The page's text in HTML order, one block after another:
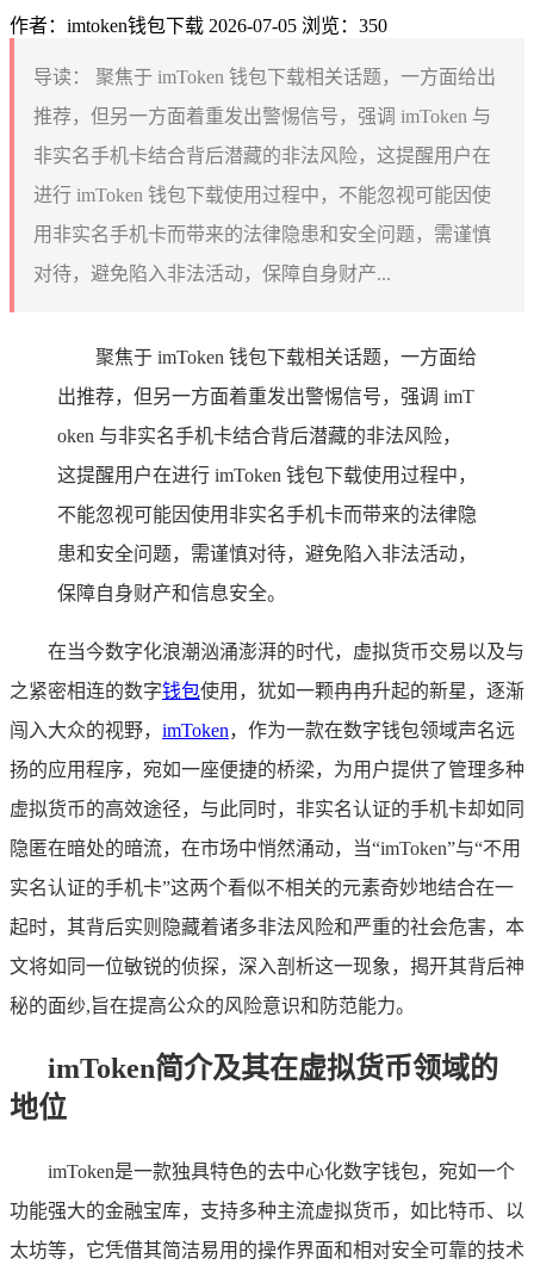
作者：imtoken钱包下载 2026-07-05 浏览：350
导读：
聚焦于 imToken 钱包下载相关话题，一方面给出
推荐，但另一方面着重发出警惕信号，强调 imToken 与
非实名手机卡结合背后潜藏的非法风险，这提醒用户在
进行 imToken 钱包下载使用过程中，不能忽视可能因使
用非实名手机卡而带来的法律隐患和安全问题，需谨慎
对待，避免陷入非法活动，保障自身财产...
聚焦于 imToken 钱包下载相关话题，一方面给
出推荐，但另一方面着重发出警惕信号，强调 imT
oken 与非实名手机卡结合背后潜藏的非法风险，
这提醒用户在进行 imToken 钱包下载使用过程中，
不能忽视可能因使用非实名手机卡而带来的法律隐
患和安全问题，需谨慎对待，避免陷入非法活动，
保障自身财产和信息安全。
在当今数字化浪潮汹涌澎湃的时代，虚拟货币交易以及与
之紧密相连的数字钱包使用，犹如一颗冉冉升起的新星，逐渐
闯入大众的视野， imToken，作为一款在数字钱包领域声名远
扬的应用程序，宛如一座便捷的桥梁，为用户提供了管理多种
虚拟货币的高效途径，与此同时，非实名认证的手机卡却如同
隐匿在暗处的暗流，在市场中悄然涌动，当“imToken”与“不用
实名认证的手机卡”这两个看似不相关的元素奇妙地结合在一
起时，其背后实则隐藏着诸多非法风险和严重的社会危害，本
文将如同一位敏锐的侦探，深入剖析这一现象，揭开其背后神
秘的面纱,旨在提高公众的风险意识和防范能力。
imToken简介及其在虚拟货币领域的
地位
imToken是一款独具特色的去中心化数字钱包，宛如一个
功能强大的金融宝库，支持多种主流虚拟货币，如比特币、以
太坊等，它凭借其简洁易用的操作界面和相对安全可靠的技术